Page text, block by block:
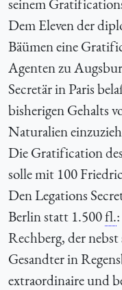
Dem Eleven der
Bäümen eine
Agenten zu
Secretär in Paris
bisherigen Gehalts
Naturalien
Die Gratification
solle mit 100
Den Legations
Berlin statt 1.500fl.
Rechberg, der
Gesandter in
extraordinaire und